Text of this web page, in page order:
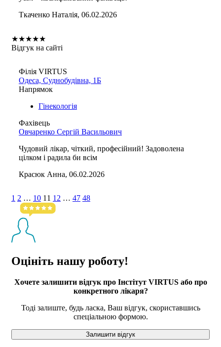
Ткаченко Наталія, 06.02.2026
★★★★★
Відгук на сайті
Філія VIRTUS
Одеса, Суднобудівна, 1Б
Напрямок
Гінекологія
Фахівець
Овчаренко Сергій Васильович
Чудовий лікар, чіткий, професійний! Задоволена
цілком і радила би всім
Красюк Анна, 06.02.2026
1 2 … 10 11 12 … 47 48
Оцініть нашу роботу!
Хочете залишити відгук про Інстітут VIRTUS або про
конкретного лікаря?
Тоді залиште, будь ласка, Ваш відгук, скориставшись
спеціальною формою.
Залишити відгук